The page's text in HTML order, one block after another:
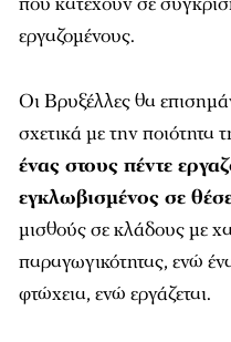
εργαζομένους.
Οι Βρυξέλλες θα
σχετικά με την ποιότητα
ένας στους πέντε
εγκλωβισμένος σε
μισθούς σε κλάδους με
παραγωγικότητας, ενώ
φτώχεια, ενώ εργάζεται.